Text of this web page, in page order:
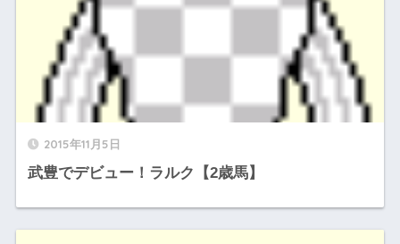
2015年11月5日
武豊でデビュー！ラルク【2歳馬】